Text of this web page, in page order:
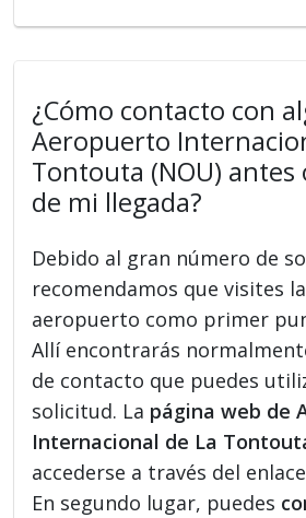
¿Cómo contacto con
Aeropuerto
Tontouta (NOU) antes
de mi llegada?
Debido al gran número de
recomendamos que visites
aeropuerto como primer
Allí encontrarás
de contacto que puedes
solicitud. La página web de
Internacional de La
accederse a través del
En segundo lugar, puedes